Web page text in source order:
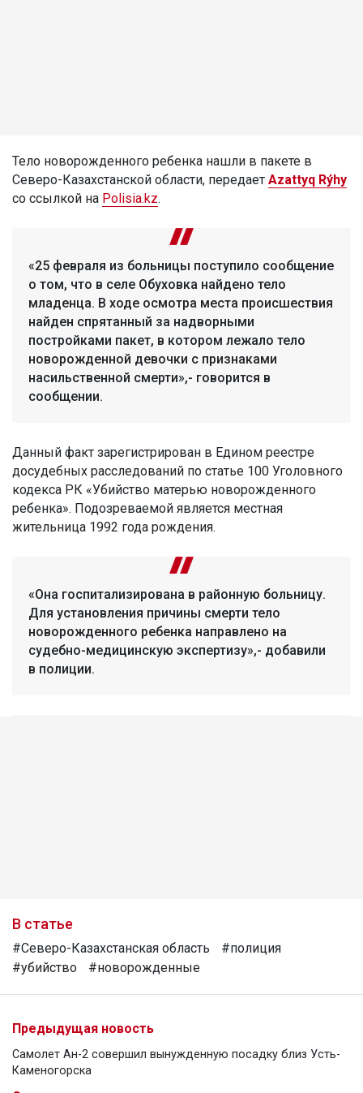
Тело новорожденного ребенка нашли в пакете в
Северо-Казахстанской области, передает Azattyq Rýhy
со ссылкой на Polisia.kz.
«25 февраля из больницы поступило сообщение
о том, что в селе Обуховка найдено тело
младенца. В ходе осмотра места происшествия
найден спрятанный за надворными
постройками пакет, в котором лежало тело
новорожденной девочки с признаками
насильственной смерти»,- говорится в
сообщении.
Данный факт зарегистрирован в Едином реестре
досудебных расследований по статье 100 Уголовного
кодекса РК «Убийство матерью новорожденного
ребенка». Подозреваемой является местная
жительница 1992 года рождения.
«Она госпитализирована в районную больницу.
Для установления причины смерти тело
новорожденного ребенка направлено на
судебно-медицинскую экспертизу»,- добавили
в полиции.
В статье
#Северо-Казахстанская область
#полиция
#убийство
#новорожденные
Предыдущая новость
Самолет Ан-2 совершил вынужденную посадку близ Усть-
Каменогорска